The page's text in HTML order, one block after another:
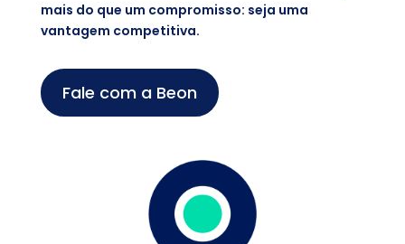
mais do que um compromisso: seja uma
vantagem competitiva.
Fale com a Beon